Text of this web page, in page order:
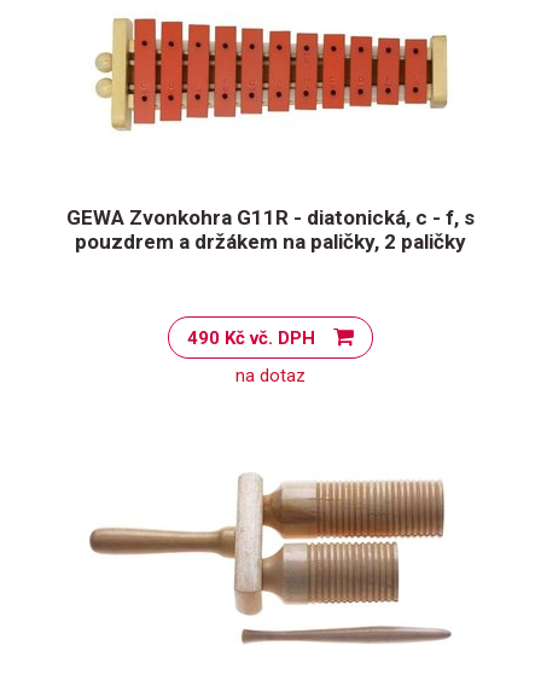
GEWA Zvonkohra G11R - diatonická, c - f, s
pouzdrem a držákem na paličky, 2 paličky
490 Kč vč. DPH
na dotaz